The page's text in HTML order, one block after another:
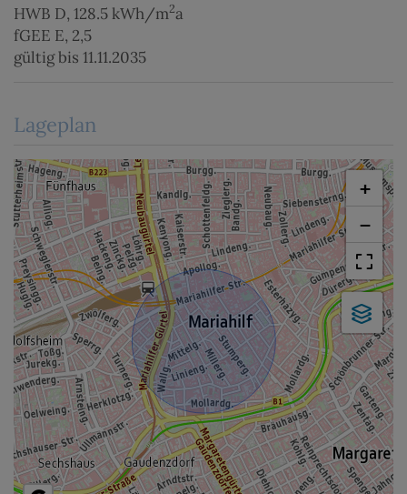
HWB D, 128.5 kWh/m2a
fGEE E, 2,5
gültig bis 11.11.2035
Lageplan
+
−